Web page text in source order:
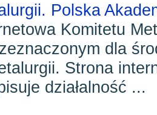
Polska
Komitetu
dla
Strona
działalność ...